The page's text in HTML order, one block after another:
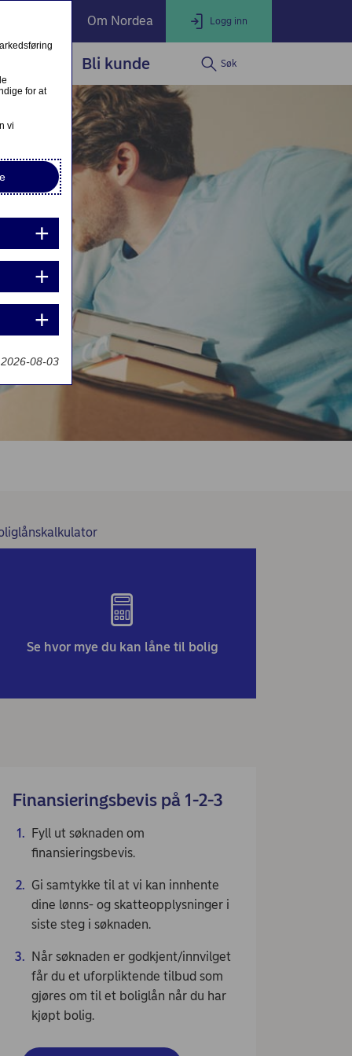
Om Nordea Logg inn
INN
Nettbank Privat
Nordea Business
Nordea Corporate
Endre eller fullfør private lånesøknader
Mine lånesøknader
Bli kunde Søk
Se hvor mye du kan låne til bolig
Finansieringsbevis på 1-2-3
Fyll ut søknaden om
finansieringsbevis.
Gi samtykke til at vi kan innhente
dine lønns- og skatteopplysninger i
siste steg i søknaden.
Når søknaden er godkjent/innvilget
får du et uforpliktende tilbud som
gjøres om til et boliglån når du har
kjøpt bolig.
for at
vi
08-03